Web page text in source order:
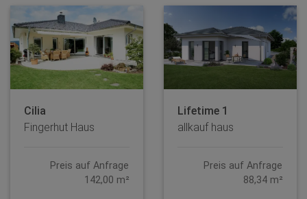
Cilia
Fingerhut Haus
Preis auf Anfrage
142,00 m²
Lifetime 1
allkauf haus
Preis auf Anfrage
88,34 m²